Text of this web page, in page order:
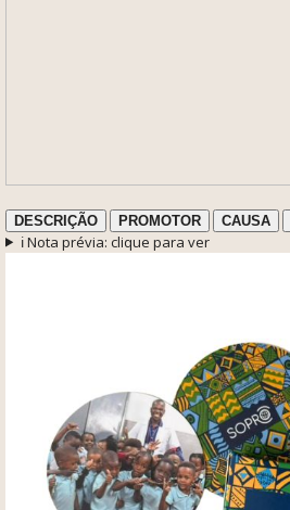
DESCRIÇÃO PROMOTOR CAUSA
ℹ️ Nota prévia: clique para ver